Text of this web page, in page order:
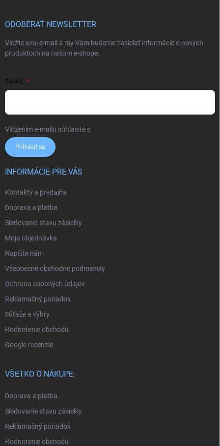
ODOBERAŤ NEWSLETTER
Vložte svoj e-mail a my Vám budeme zasielať informácie o nových
produktoch na našom e-shope.
EMAIL
Vložením e-mailu súhlasíte s
Prihlásiť sa
INFORMÁCIE PRE VÁS
Kontakty a predajňa
Doprava a platba
Sledovanie stavu zásielky
Moja objednávka
Napíšte nám
Všeobecné obchodné podmienky
Ochrana osobných údajov
Reklamačný poriadok
Súťaže a výhry
Hodnotenie obchodu
Google recenzie
VŠETKO O NÁKUPE
Doprava a platba
Sledovanie stavu zásielky
Reklamačný poriadok
Hodnotenie obchodu